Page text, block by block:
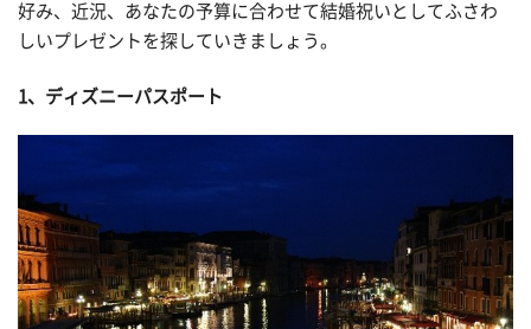
好み、近況、あなたの予算に合わせて結婚祝いとしてふさわ
しいプレゼントを探していきましょう。
1、ディズニーパスポート